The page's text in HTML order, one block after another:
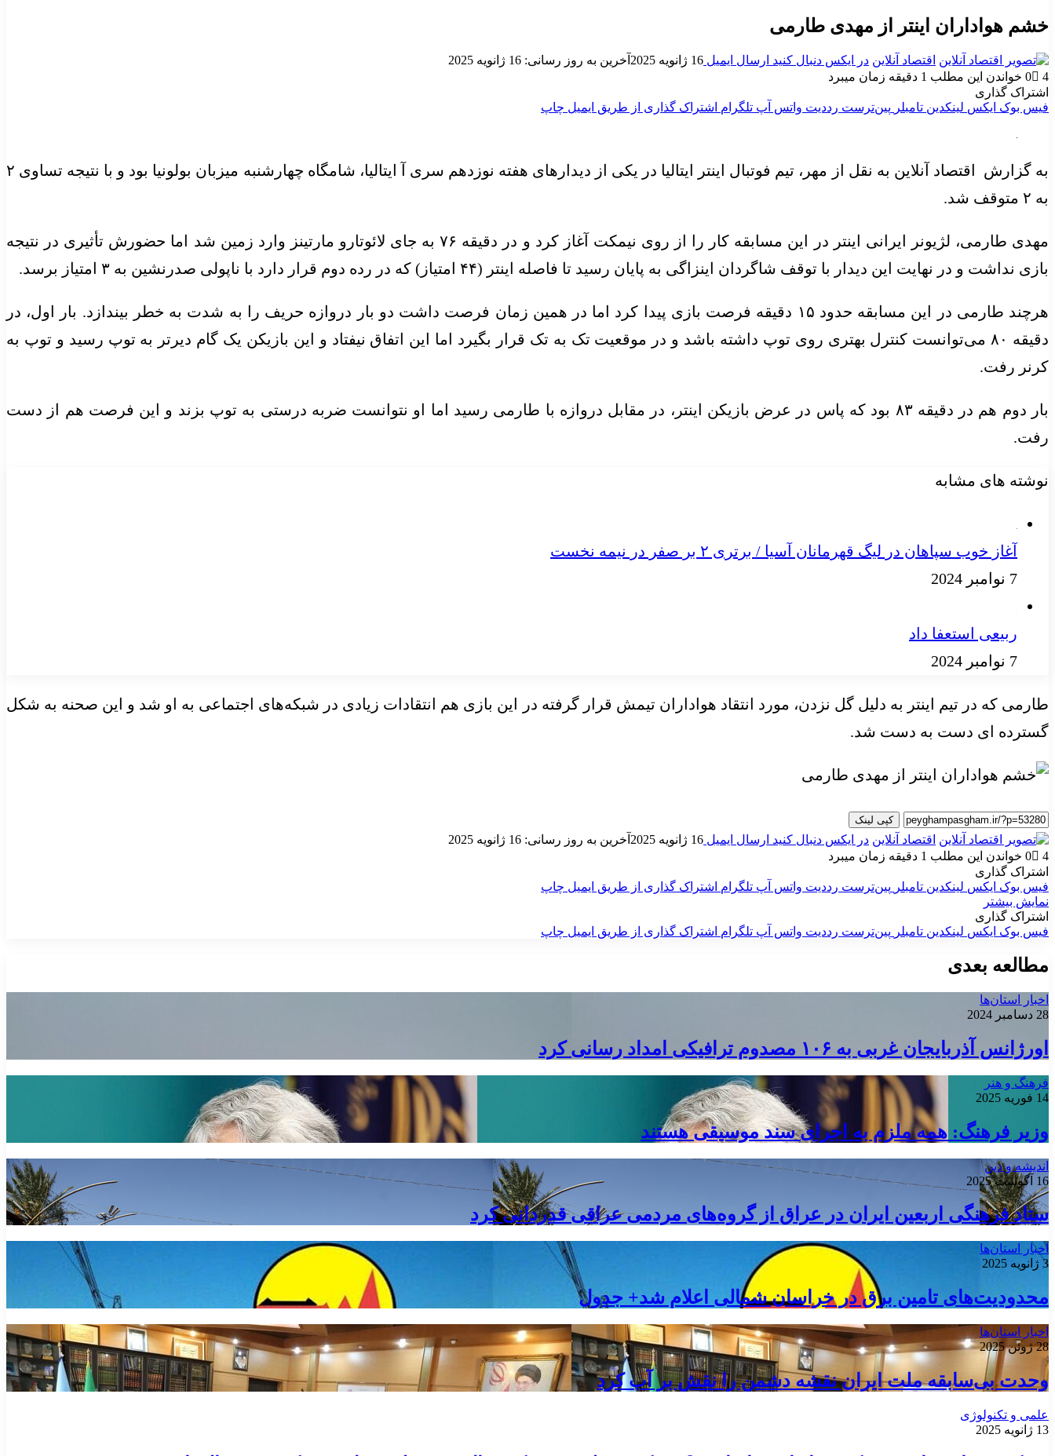
خشم هواداران اینتر از مهدی طارمی
اقتصاد آنلاین در ایکس دنبال کنید ارسال ایمیل 16 ژانویه 2025
آخرین به روز رسانی: 16 ژانویه 2025
0
4
خواندن این مطلب 1 دقیقه زمان میبرد
اشتراک گذاری
فیس بوک ایکس لینکدین ‫تامبلر ‫پین‌ترست ‫رددیت واتس آپ تلگرام اشتراک گذاری از طریق ایمیل چاپ
به گزارش اقتصاد آنلاین به نقل از مهر، تیم فوتبال اینتر ایتالیا در یکی از دیدارهای هفته نوزدهم سری آ ایتالیا، شامگاه چهارشنبه میزبان بولونیا بود و با نتیجه تساوی ۲
به ۲ متوقف شد.
مهدی طارمی، لژیونر ایرانی اینتر در این مسابقه کار را از روی نیمکت آغاز کرد و در دقیقه ۷۶ به جای لائوتارو مارتینز وارد زمین شد اما حضورش تأثیری در نتیجه
بازی نداشت و در نهایت این دیدار با توقف شاگردان اینزاگی به پایان رسید تا فاصله اینتر (۴۴ امتیاز) که در رده دوم قرار دارد با ناپولی صدرنشین به ۳ امتیاز برسد.
هرچند طارمی در این مسابقه حدود ۱۵ دقیقه فرصت بازی پیدا کرد اما در همین زمان فرصت داشت دو بار دروازه حریف را به شدت به خطر بیندازد. بار اول، در
دقیقه ۸۰ می‌توانست کنترل بهتری روی توپ داشته باشد و در موقعیت تک به تک قرار بگیرد اما این اتفاق نیفتاد و این بازیکن یک گام دیرتر به توپ رسید و توپ به
کرنر رفت.
بار دوم هم در دقیقه ۸۳ بود که پاس در عرض بازیکن اینتر، در مقابل دروازه با طارمی رسید اما او نتوانست ضربه درستی به توپ بزند و این فرصت هم از دست
رفت.
نوشته های مشابه
آغاز خوب سپاهان در لیگ قهرمانان آسیا / برتری ۲ بر صفر در نیمه نخست
7 نوامبر 2024
ربیعی استعفا داد
7 نوامبر 2024
طارمی که در تیم اینتر به دلیل گل نزدن، مورد انتقاد هواداران تیمش قرار گرفته در این بازی هم انتقادات زیادی در شبکه‌های اجتماعی به او شد و این صحنه به شکل
گسترده ای دست به دست شد.
کپی لینک
اقتصاد آنلاین در ایکس دنبال کنید ارسال ایمیل 16 ژانویه 2025
آخرین به روز رسانی: 16 ژانویه 2025
0
4
خواندن این مطلب 1 دقیقه زمان میبرد
اشتراک گذاری
فیس بوک ایکس لینکدین ‫تامبلر ‫پین‌ترست ‫رددیت واتس آپ تلگرام اشتراک گذاری از طریق ایمیل چاپ
نمایش بیشتر
اشتراک گذاری
فیس بوک ایکس لینکدین ‫تامبلر ‫پین‌ترست ‫رددیت واتس آپ تلگرام اشتراک گذاری از طریق ایمیل چاپ
مطالعه بعدی
اخبار استان‌ها
28 دسامبر 2024
اورژانس آذربایجان غربی به ۱۰۶ مصدوم ترافیکی امداد رسانی کرد
فرهنگ و هنر
14 فوریه 2025
وزیر فرهنگ: همه ملزم به اجرای سند موسیقی هستند
اندیشه و دین
16 آگوست 2025
ستاد فرهنگی اربعین ایران در عراق از گروه‌های مردمی عراقی قدردانی کرد
اخبار استان‌ها
3 ژانویه 2025
محدودیت‌های تامین برق در خراسان شمالی اعلام شد+ جدول
اخبار استان‌ها
28 ژوئن 2025
وحدت بی‌سابقه ملت ایران نقشه دشمن را نقش بر آب کرد
علمی و تکنولوژی
13 ژانویه 2025